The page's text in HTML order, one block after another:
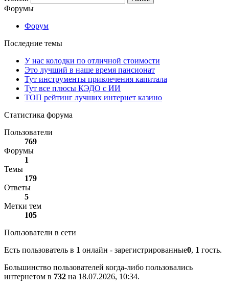
Форумы
Форум
Последние темы
У нас колодки по отличной стоимости
Это лучший в наше время пансионат
Тут инструменты привлечения капитала
Тут все плюсы КЭДО с ИИ
ТОП рейтинг лучших интернет казино
Статистика форума
Пользователи
769
Форумы
1
Темы
179
Ответы
5
Метки тем
105
Пользователи в сети
Есть пользователь в 1 онлайн - зарегистрированные0, 1 гость.
Большинство пользователей когда-либо пользовались
интернетом в 732 на 18.07.2026, 10:34.